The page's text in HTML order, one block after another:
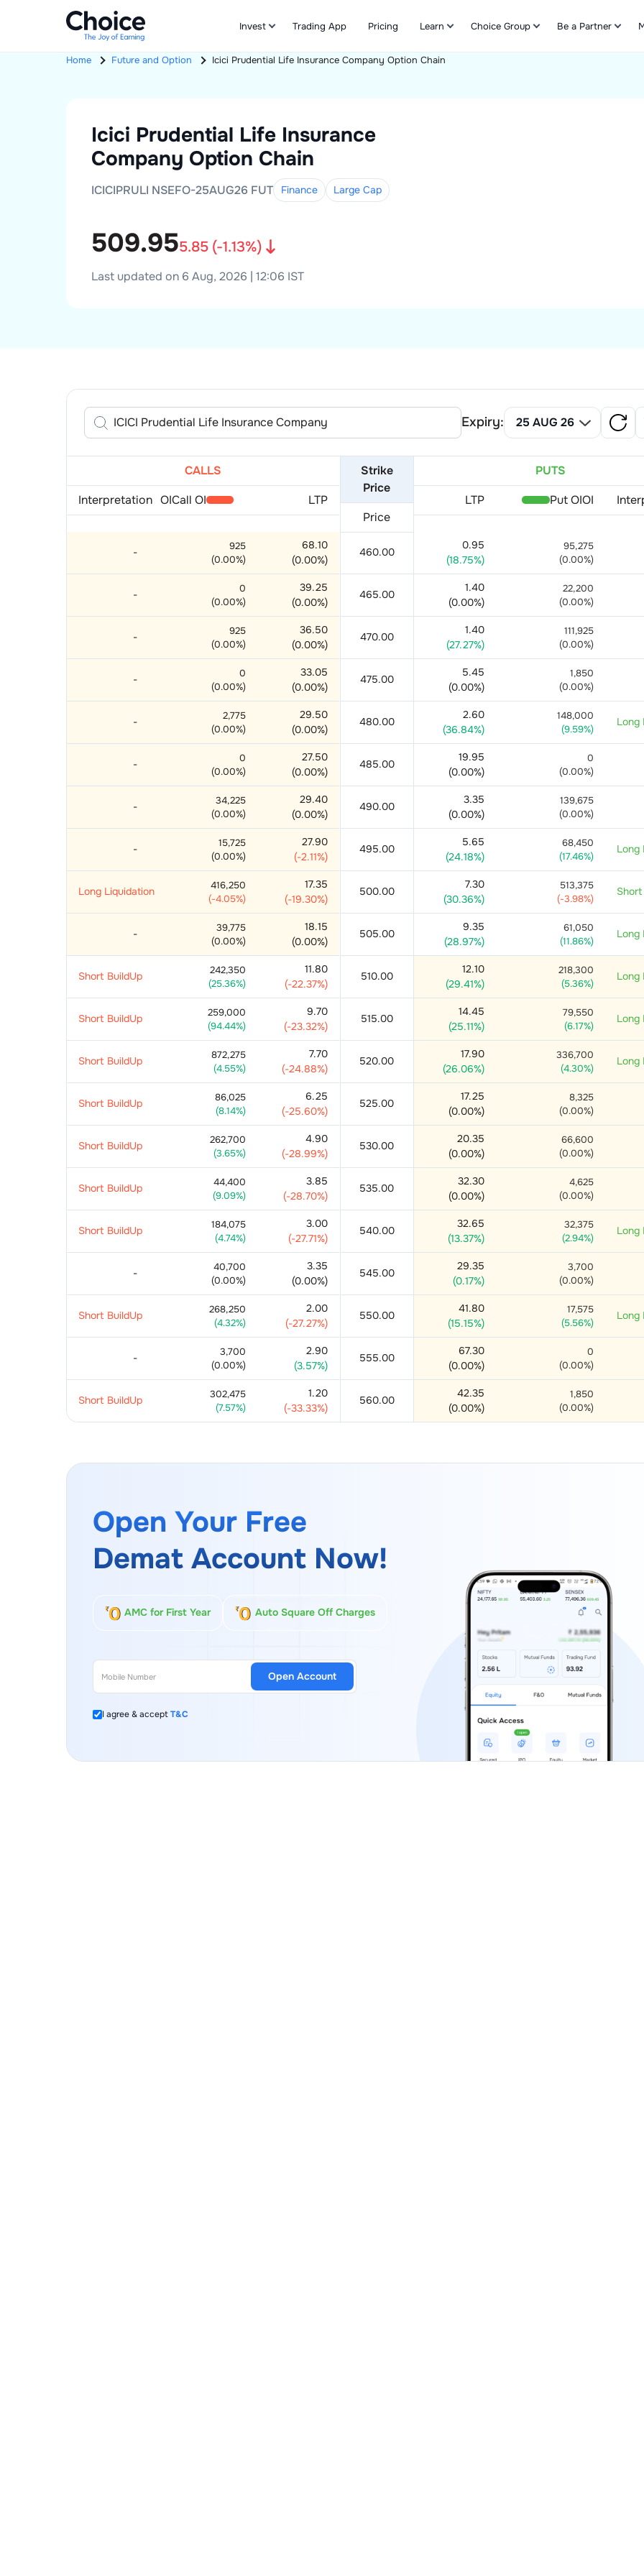
Invest Trading App Pricing Learn Choice Group Be a Partner
Home Future and Option Icici Prudential Life Insurance Company Option Chain
Icici Prudential Life Insurance
Company Option Chain
ICICIPRULI NSEFO-25AUG26 FUT Finance Large Cap
509.955.85 (-1.13%)
Last updated on 6 Aug, 2026 | 12:06 IST
Expiry:
CALLS
Interpretation OICall OI LTP
Strike
Price
Price
PUTS
LTP
Put OIOI
-
925
(0.00%)
68.10
(0.00%)
-
0
(0.00%)
39.25
(0.00%)
-
925
(0.00%)
36.50
(0.00%)
-
0
(0.00%)
33.05
(0.00%)
-
2,775
(0.00%)
29.50
(0.00%)
-
0
(0.00%)
27.50
(0.00%)
-
34,225
(0.00%)
29.40
(0.00%)
-
15,725
(0.00%)
27.90
(-2.11%)
Long Liquidation
416,250
(-4.05%)
17.35
(-19.30%)
-
39,775
(0.00%)
18.15
(0.00%)
Short BuildUp
242,350
(25.36%)
11.80
(-22.37%)
Short BuildUp
259,000
(94.44%)
9.70
(-23.32%)
Short BuildUp
872,275
(4.55%)
7.70
(-24.88%)
Short BuildUp
86,025
(8.14%)
6.25
(-25.60%)
Short BuildUp
262,700
(3.65%)
4.90
(-28.99%)
Short BuildUp
44,400
(9.09%)
3.85
(-28.70%)
Short BuildUp
184,075
(4.74%)
3.00
(-27.71%)
-
40,700
(0.00%)
3.35
(0.00%)
Short BuildUp
268,250
(4.32%)
2.00
(-27.27%)
-
3,700
(0.00%)
2.90
(3.57%)
Short BuildUp
302,475
(7.57%)
1.20
(-33.33%)
460.00
465.00
470.00
475.00
480.00
485.00
490.00
495.00
500.00
505.00
510.00
515.00
520.00
525.00
530.00
535.00
540.00
545.00
550.00
555.00
560.00
0.95
(18.75%)
95,275
(0.00%)
1.40
(0.00%)
22,200
(0.00%)
1.40
(27.27%)
111,925
(0.00%)
5.45
(0.00%)
1,850
(0.00%)
2.60
(36.84%)
148,000
(9.59%)
Long
19.95
(0.00%)
0
(0.00%)
3.35
(0.00%)
139,675
(0.00%)
5.65
(24.18%)
68,450
(17.46%)
Long
7.30
(30.36%)
513,375
(-3.98%)
9.35
(28.97%)
61,050
(11.86%)
Long
12.10
(29.41%)
218,300
(5.36%)
Long
14.45
(25.11%)
79,550
(6.17%)
Long
17.90
(26.06%)
336,700
(4.30%)
Long
17.25
(0.00%)
8,325
(0.00%)
20.35
(0.00%)
66,600
(0.00%)
32.30
(0.00%)
4,625
(0.00%)
32.65
(13.37%)
32,375
(2.94%)
Long
29.35
(0.17%)
3,700
(0.00%)
41.80
(15.15%)
17,575
(5.56%)
Long
67.30
(0.00%)
0
(0.00%)
42.35
(0.00%)
1,850
(0.00%)
Open Your Free
Demat Account Now!
AMC for First Year Auto Square Off Charges
I agree & acceptT&C
Open Account